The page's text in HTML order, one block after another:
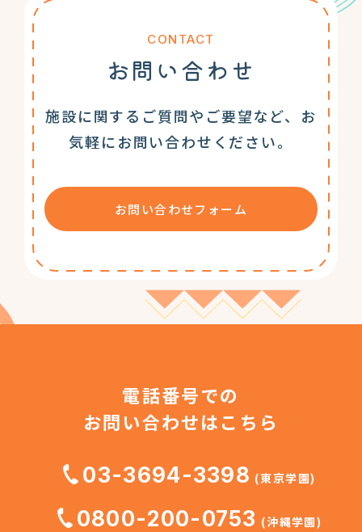
CONTACT
お問い合わせ
施設に関するご質問やご要望など、お
気軽にお問い合わせください。
お問い合わせフォーム
電話番号での
お問い合わせはこちら
03-3694-3398 (東京学園)
0800-200-0753 (沖縄学園)